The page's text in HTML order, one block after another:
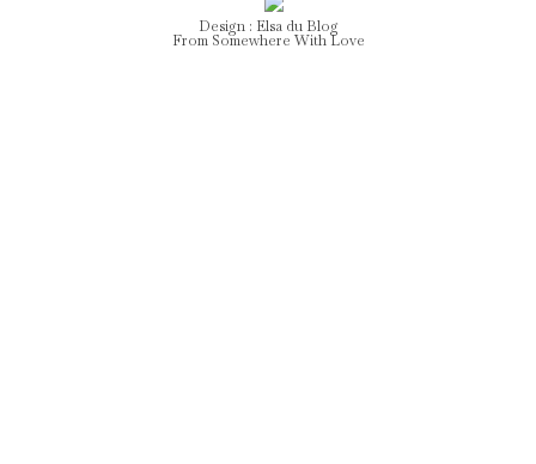
Design : Elsadu Blog
From Somewhere With Love